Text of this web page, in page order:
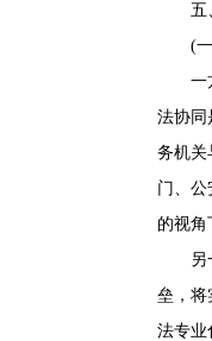
五、
(一)
一方
法协同
务机关
门、公
的视角
另一
垒，将
法专业